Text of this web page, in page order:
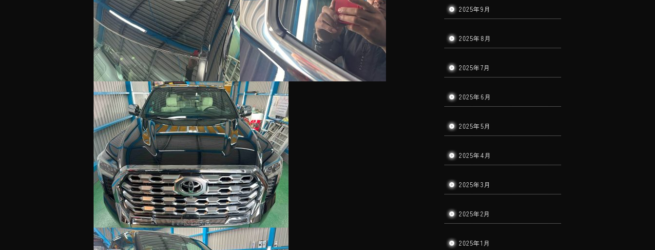
2025年9月
2025年8月
2025年7月
2025年6月
2025年5月
2025年4月
2025年3月
2025年2月
2025年1月